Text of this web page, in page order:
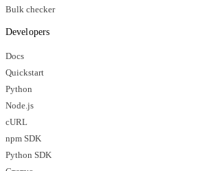
Bulk checker
Developers
Docs
Quickstart
Python
Node.js
cURL
npm SDK
Python SDK